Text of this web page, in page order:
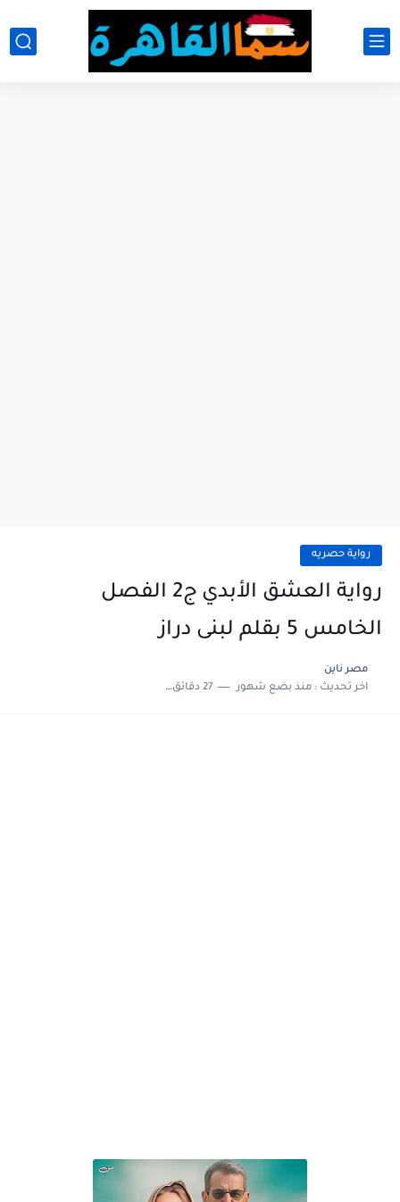
رواية حصريه
رواية العشق الأبدي ج2 الفصل
الخامس 5 بقلم لبنى دراز
مصر ناين
اخر تحديث :منذ بضع شهور 27 دقائق للقراءة